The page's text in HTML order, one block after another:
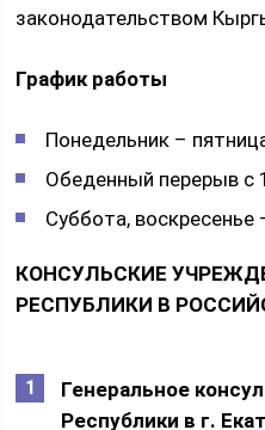
законодательством
График работы
Понедельник –
Обеденный перерыв с
Суббота,
КОНСУЛЬСКИЕ
РЕСПУБЛИКИ В
Генеральное
Республики в г.